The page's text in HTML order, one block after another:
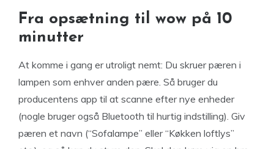
Fra opsætning til wow på 10
minutter
At komme i gang er utroligt nemt: Du skruer pæren i
lampen som enhver anden pære. Så bruger du
producentens app til at scanne efter nye enheder
(nogle bruger også Bluetooth til hurtig indstilling). Giv
pæren et navn (“Sofalampe” eller “Køkken loftlys”